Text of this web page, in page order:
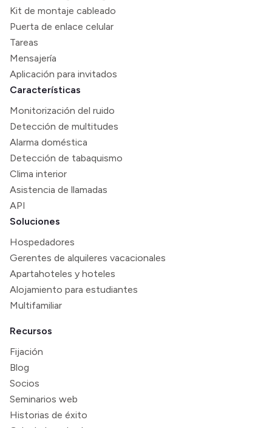
Kit de montaje cableado
Puerta de enlace celular
Tareas
Mensajería
Aplicación para invitados
Características
Monitorización del ruido
Detección de multitudes
Alarma doméstica
Detección de tabaquismo
Clima interior
Asistencia de llamadas
API
Soluciones
Hospedadores
Gerentes de alquileres vacacionales
Apartahoteles y hoteles
Alojamiento para estudiantes
Multifamiliar
Recursos
Fijación
Blog
Socios
Seminarios web
Historias de éxito